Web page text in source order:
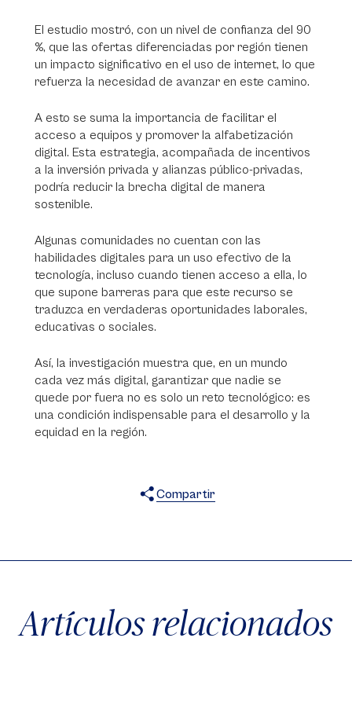
El estudio mostró, con un nivel de confianza del 90
%, que las ofertas diferenciadas por región tienen
un impacto significativo en el uso de internet, lo que
refuerza la necesidad de avanzar en este camino.
A esto se suma la importancia de facilitar el
acceso a equipos y promover la alfabetización
digital. Esta estrategia, acompañada de incentivos
a la inversión privada y alianzas público-privadas,
podría reducir la brecha digital de manera
sostenible.
Algunas comunidades no cuentan con las
habilidades digitales para un uso efectivo de la
tecnología, incluso cuando tienen acceso a ella, lo
que supone barreras para que este recurso se
traduzca en verdaderas oportunidades laborales,
educativas o sociales.
Así, la investigación muestra que, en un mundo
cada vez más digital, garantizar que nadie se
quede por fuera no es solo un reto tecnológico: es
una condición indispensable para el desarrollo y la
equidad en la región.
Compartir
Artículos relacionados